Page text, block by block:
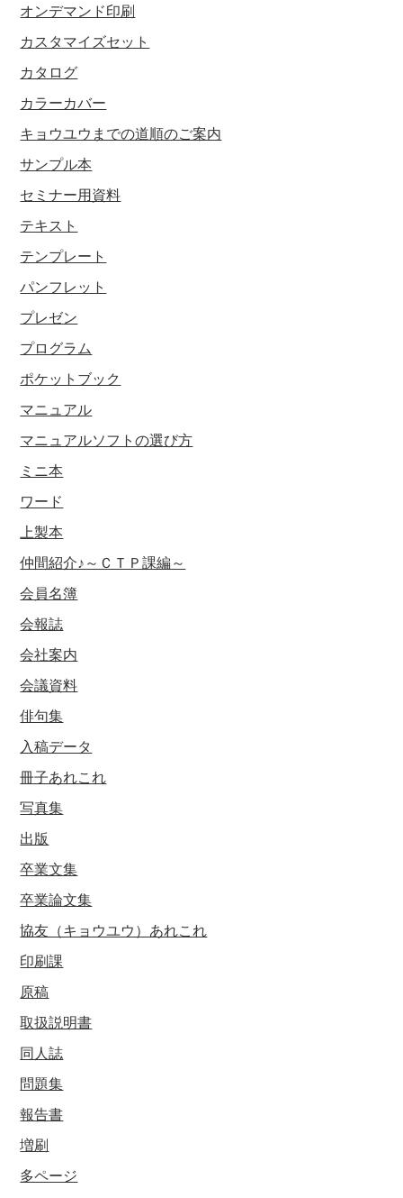
オンデマンド印刷
カスタマイズセット
カタログ
カラーカバー
キョウユウまでの道順のご案内
サンプル本
セミナー用資料
テキスト
テンプレート
パンフレット
プレゼン
プログラム
ポケットブック
マニュアル
マニュアルソフトの選び方
ミニ本
ワード
上製本
仲間紹介♪～ＣＴＰ課編～
会員名簿
会報誌
会社案内
会議資料
俳句集
入稿データ
冊子あれこれ
写真集
出版
卒業文集
卒業論文集
協友（キョウユウ）あれこれ
印刷課
原稿
取扱説明書
同人誌
問題集
報告書
増刷
多ページ